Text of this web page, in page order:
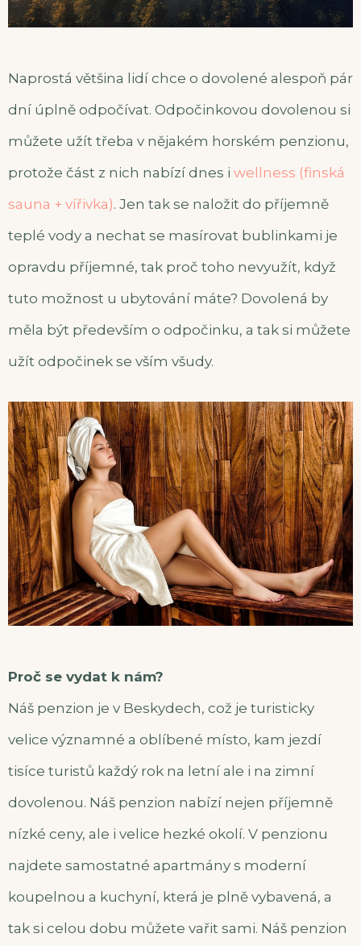
Naprostá většina lidí chce o dovolené alespoň pár
dní úplně odpočívat. Odpočinkovou dovolenou si
můžete užít třeba v nějakém horském penzionu,
protože část z nich nabízí dnes i wellness (finská
sauna + vířivka). Jen tak se naložit do příjemně
teplé vody a nechat se masírovat bublinkami je
opravdu příjemné, tak proč toho nevyužít, když
tuto možnost u ubytování máte? Dovolená by
měla být především o odpočinku, a tak si můžete
užít odpočinek se vším všudy.
Proč se vydat k nám?
Náš penzion je v Beskydech, což je turisticky
velice významné a oblíbené místo, kam jezdí
tisíce turistů každý rok na letní ale i na zimní
dovolenou. Náš penzion nabízí nejen příjemně
nízké ceny, ale i velice hezké okolí. V penzionu
najdete samostatné apartmány s moderní
koupelnou a kuchyní, která je plně vybavená, a
tak si celou dobu můžete vařit sami. Náš penzion